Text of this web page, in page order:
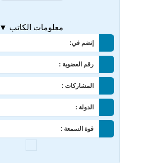
معلومات الكاتب ▼
إنضم في:
رقم العضوية :
المشاركات :
الدولة :
قوة السمعة :